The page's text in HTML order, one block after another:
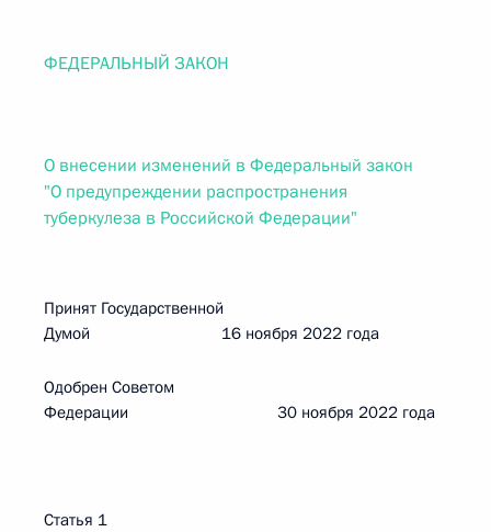
ФЕДЕРАЛЬНЫЙ ЗАКОН
О внесении изменений в Федеральный закон
"О предупреждении распространения
туберкулеза в Российской Федерации"
Принят Государственной
Думой 16 ноября 2022 года
Одобрен Советом
Федерации 30 ноября 2022 года
Статья 1